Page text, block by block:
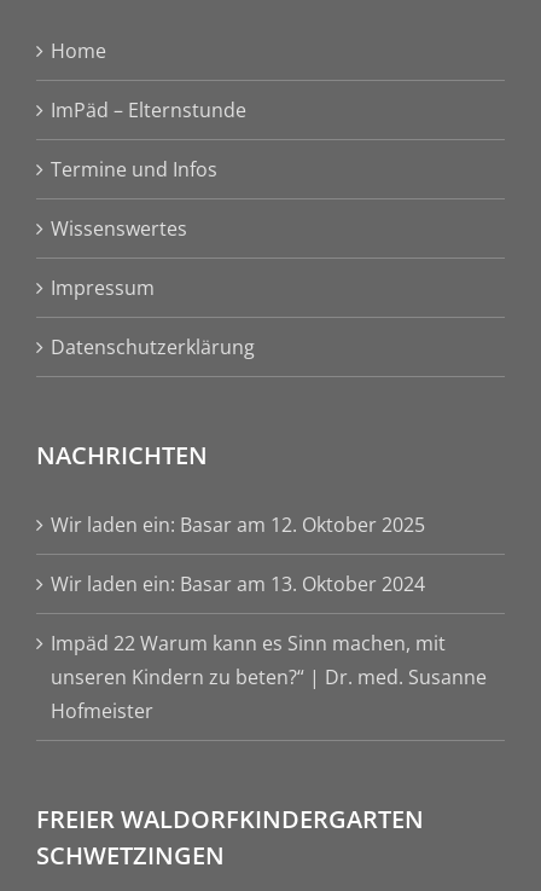
Home
ImPäd – Elternstunde
Termine und Infos
Wissenswertes
Impressum
Datenschutzerklärung
NACHRICHTEN
Wir laden ein: Basar am 12. Oktober 2025
Wir laden ein: Basar am 13. Oktober 2024
Impäd 22 Warum kann es Sinn machen, mit
unseren Kindern zu beten?“ | Dr. med. Susanne
Hofmeister
FREIER WALDORFKINDERGARTEN
SCHWETZINGEN